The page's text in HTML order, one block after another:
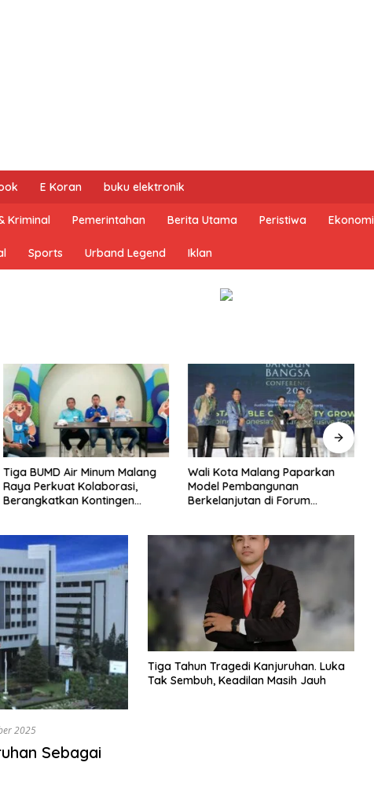
E Koran buku elektronik
Kriminal Pemerintahan Berita Utama Peristiwa Ekonomi
Sports Urband Legend Iklan
Tiga BUMD Air Minum Malang
Raya Perkuat Kolaborasi,
Berangkatkan Kontingen
Wali Kota Malang Paparkan
Model Pembangunan
Berkelanjutan di Forum
2025
Sebagai
Tiga Tahun Tragedi Kanjuruhan. Luka
Tak Sembuh, Keadilan Masih Jauh